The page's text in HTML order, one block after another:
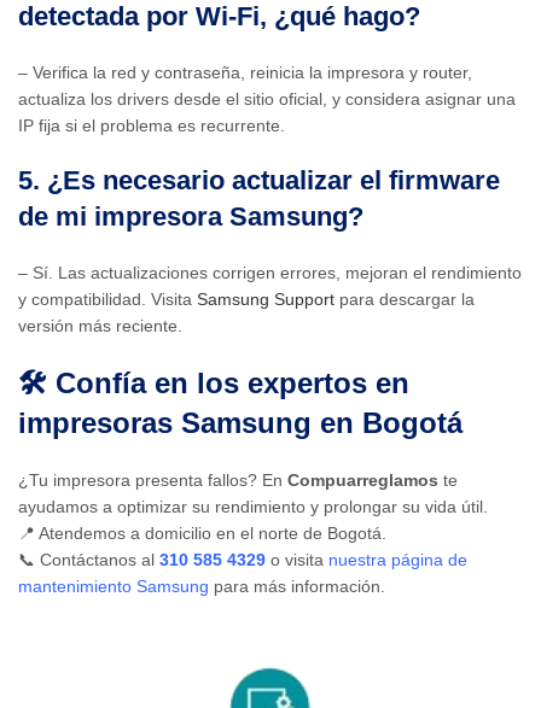
detectada por Wi‑Fi, ¿qué hago?
– Verifica la red y contraseña, reinicia la impresora y router,
actualiza los drivers desde el sitio oficial, y considera asignar una
IP fija si el problema es recurrente.
5. ¿Es necesario actualizar el firmware
de mi impresora Samsung?
– Sí. Las actualizaciones corrigen errores, mejoran el rendimiento
y compatibilidad. Visita Samsung Support para descargar la
versión más reciente.
🛠️ Confía en los expertos en
impresoras Samsung en Bogotá
¿Tu impresora presenta fallos? En Compuarreglamos te
ayudamos a optimizar su rendimiento y prolongar su vida útil.
📍 Atendemos a domicilio en el norte de Bogotá.
📞 Contáctanos al 310 585 4329 o visita nuestra página de
mantenimiento Samsung para más información.